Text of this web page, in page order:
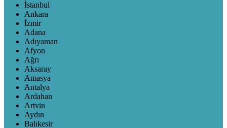
İstanbul
Ankara
İzmir
Adana
Adıyaman
Afyon
Ağrı
Aksaray
Amasya
Antalya
Ardahan
Artvin
Aydın
Balıkesir